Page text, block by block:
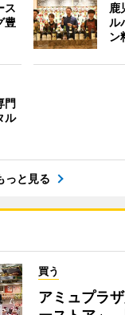
ス
豊
鹿
ル
ン
門
ル
っと見る
買う
アミュプラ